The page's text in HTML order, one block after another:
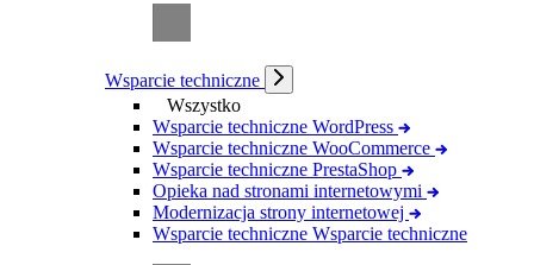
Wsparcie techniczne
Wszystko
Wsparcie techniczne WordPress
Wsparcie techniczne WooCommerce
Wsparcie techniczne PrestaShop
Opieka nad stronami internetowymi
Modernizacja strony internetowej
Wsparcie techniczne Wsparcie techniczne